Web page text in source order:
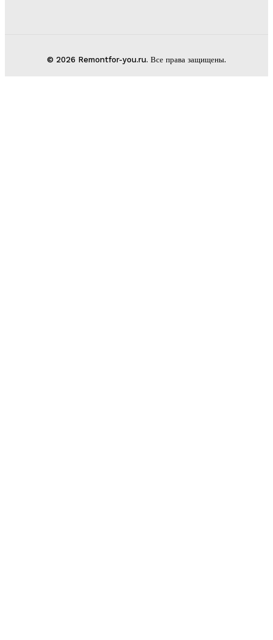
© 2026 Remontfor-you.ru. Все права защищены.